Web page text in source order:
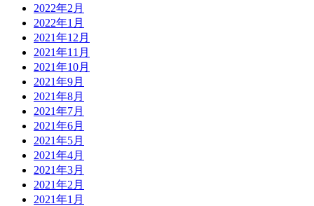
2022年2月
2022年1月
2021年12月
2021年11月
2021年10月
2021年9月
2021年8月
2021年7月
2021年6月
2021年5月
2021年4月
2021年3月
2021年2月
2021年1月